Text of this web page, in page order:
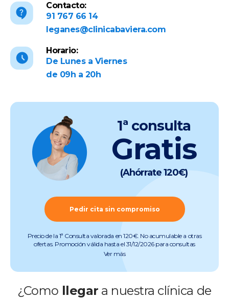
Contacto:
91 767 66 14
leganes@clinicabaviera.com
Horario:
De Lunes a Viernes
de 09h a 20h
1ª consulta
Gratis
(Ahórrate 120€)
Pedir cita sin compromiso
Precio de la 1ª Consulta valorada en 120€. No acumulable a otras
ofertas. Promoción válida hasta el 31/12/2026 para consultas
preoperatorias de miopía, hipermetropía, astigmatismo, presbicia y
www.clinicabaviera.com/promociones.Registro sanitario NRS
CS2046.
Ver más
¿Como llegar a nuestra clínica de